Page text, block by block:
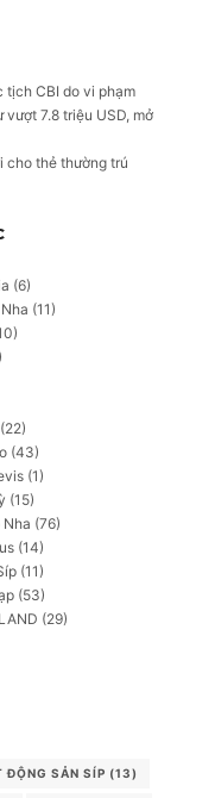
tịch CBI do vi phạm
7.8 triệu USD, mở
cho thẻ thường trú
(6)
(11)
(22)
(43)
(1)
(15)
(76)
(14)
(11)
(53)
(29)
ĐỘNG SẢN SÍP (13)